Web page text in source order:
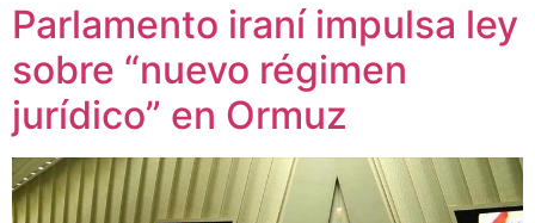
Parlamento iraní impulsa ley
sobre “nuevo régimen
jurídico” en Ormuz